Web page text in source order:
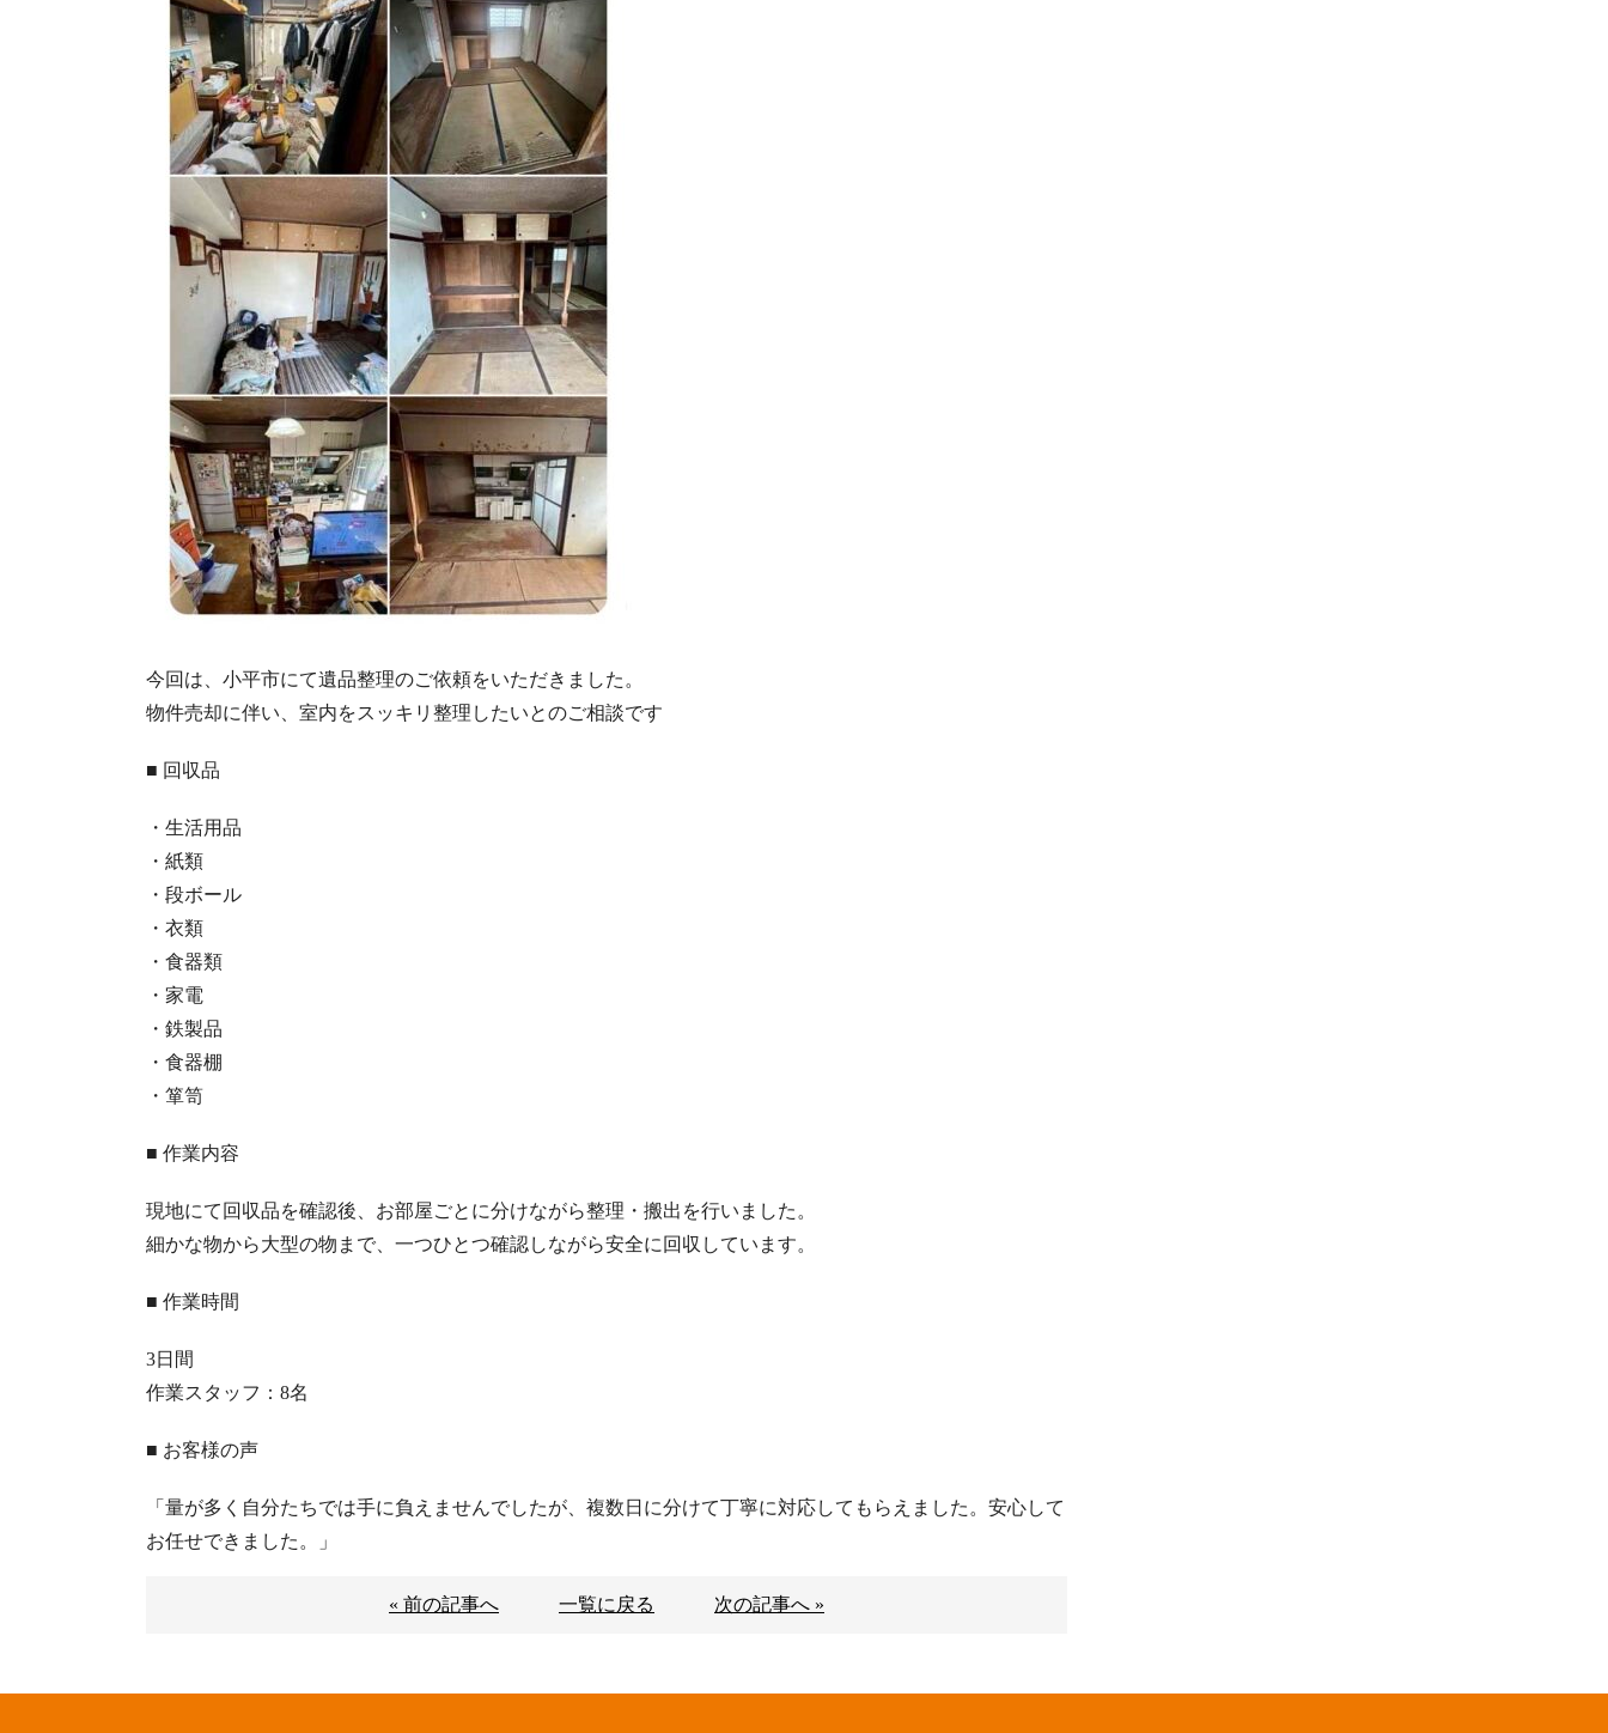
今回は、小平市にて遺品整理のご依頼をいただきました。
物件売却に伴い、室内をスッキリ整理したいとのご相談です
■ 回収品
・生活用品
・紙類
・段ボール
・衣類
・食器類
・家電
・鉄製品
・食器棚
・箪笥
■ 作業内容
現地にて回収品を確認後、お部屋ごとに分けながら整理・搬出を行いました。
細かな物から大型の物まで、一つひとつ確認しながら安全に回収しています。
■ 作業時間
3日間
作業スタッフ：8名
■ お客様の声
「量が多く自分たちでは手に負えませんでしたが、複数日に分けて丁寧に対応してもらえました。安心して
お任せできました。」
« 前の記事へ 一覧に戻る 次の記事へ »